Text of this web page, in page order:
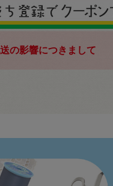
の影響につきまして